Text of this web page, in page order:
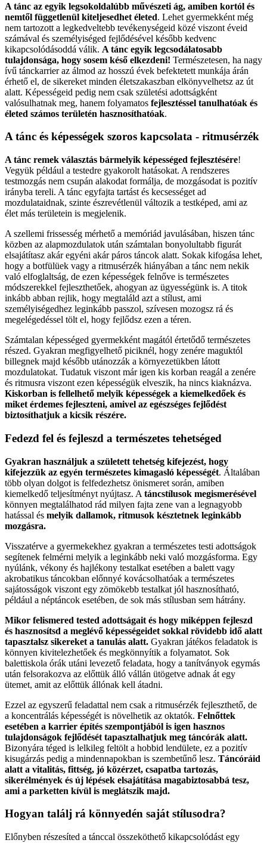
A tánc az egyik legsokoldalúbb művészeti ág, amiben kortól és
nemtől függetlenül kiteljesedhet életed. Lehet gyermekként még
nem tartozott a legkedveltebb tevékenységeid közé viszont éveid
számával és személyiséged fejlődésével később kedvenc
kikapcsolódásoddá válik. A tánc egyik legcsodálatosabb
tulajdonsága, hogy sosem késő elkezdeni! Természetesen, ha nagy
ívű tánckarrier az álmod az hosszú évek befektetett munkája árán
érhető el, de sikereket minden életszakaszban elkönyvelhetsz az út
alatt. Képességeid pedig nem csak születési adottságként
valósulhatnak meg, hanem folyamatos fejlesztéssel tanulhatóak és
életed számos területén hasznosíthatóak.
A tánc és képességek szoros kapcsolata - ritmusérzék
A tánc remek választás bármelyik képességed fejlesztésére!
Vegyük például a testedre gyakorolt hatásokat. A rendszeres
testmozgás nem csupán alakodat formálja, de mozgásodat is pozitív
irányba tereli. A tánc egyfajta tartást és kecsességet ad
mozdulataidnak, szinte észrevétlenül változik a testképed, ami az
élet más területein is megjelenik.
A szellemi frissesség mérhető a memóriád javulásában, hiszen tánc
közben az alapmozdulatok után számtalan bonyolultabb figurát
elsajátítasz akár egyéni akár páros táncok alatt. Sokak kifogása lehet,
hogy a botfülüek vagy a ritmusérzék hiányában a tánc nem nekik
való elfoglaltság, de ezen képességek felnőve is természetes
módszerekkel fejleszthetőek, ahogyan az ügyességünk is. A titok
inkább abban rejlik, hogy megtaláld azt a stílust, ami
személyiségedhez leginkább passzol, szívesen mozogsz rá és
megelégedéssel tölt el, hogy fejlődsz ezen a téren.
Számtalan képességed gyermekként magától értetődő természetes
részed. Gyakran megfigyelhető piciknél, hogy zenére maguktól
billegnek majd később utánozzák a környezetükben látott
mozdulatokat. Tudatuk viszont már igen kis korban reagál a zenére
és ritmusra viszont ezen képességük elveszik, ha nincs kiaknázva.
Kiskorban is fellelhető melyik képességek a kiemelkedőek és
miket érdemes fejleszteni, amivel az egészséges fejlődést
biztosíthatjuk a kicsik részére.
Fedezd fel és fejleszd a természetes tehetséged
Gyakran használjuk a született tehetség kifejezést, hogy
kifejezzük az egyén természetes kimagasló képességét. Általában
több olyan dolgot is felfedezhetsz önismeret során, amiben
kiemelkedő teljesítményt nyújtasz. A táncstílusok megismerésével
könnyen megtalálhatod rád milyen fajta zene van a legnagyobb
hatással és melyik dallamok, ritmusok késztetnek leginkább
mozgásra.
Visszatérve a gyermekekhez gyakran a természetes testi adottságok
segítenek felmérni melyik a leginkább neki való mozgásforma. Egy
nyúlánk, vékony és hajlékony testalkat esetében a balett vagy
akrobatikus táncokban előnnyé kovácsolhatóak a természetes
sajátosságok viszont egy zömökebb testalkat jól hasznosítható,
például a néptáncok esetében, de sok más stílusban sem hátrány.
Mikor felismered tested adottságait és hogy miképpen fejleszd
és hasznosítsd a meglévő képességeidet sokkal rövidebb idő alatt
tapasztalsz sikereket a tanulás alatt. Gyakran játékos feladatok is
könnyen kivitelezhetőek és megkönnyítik a folyamatot. Sok
balettiskola órák utáni levezető feladata, hogy a tanítványok egymás
után felsorakozva az előttük álló vállán ütögetve adnak át egy
ütemet, amit az előttük állónak kell átadni.
Ezzel az egyszerű feladattal nem csak a ritmusérzék fejleszthető, de
a koncentrálás képességét is növelhetik az oktatók. Felnőttek
esetében a karrier építés szempontjából is igen hasznos
tulajdonságok fejlődését tapasztalhatjuk meg táncórák alatt.
Bizonyára téged is lelkileg feltölt a hobbid lendülete, ez a pozitív
kisugárzás pedig a mindennapokban is szembetűnő lesz. Táncóráid
alatt a vitalitás, fittség, jó közérzet, csapatba tartozás,
sikerélmények és új lépések elsajátítása magabiztosabbá tesz,
ami a parketten kívül is meglátszik majd.
Hogyan találj rá könnyedén saját stílusodra?
Előnyben részesíted a tánccal összeköthető kikapcsolódást egy